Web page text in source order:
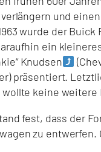
und
wurde der Buick
ein
Knudsen
präsentiert.
wollte keine
fest, dass der
zu